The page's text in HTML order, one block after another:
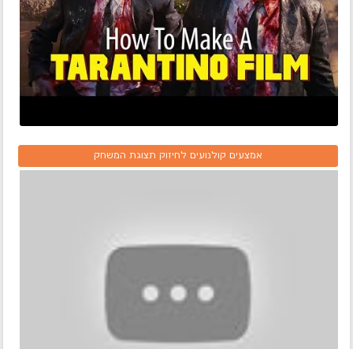
אמצעים קולנועים לחיזוק תצוגת המשחק